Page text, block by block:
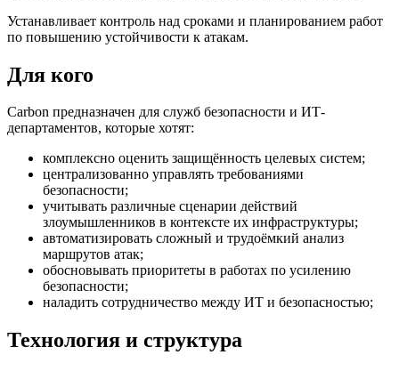
Устанавливает контроль над сроками и планированием работ
по повышению устойчивости к атакам.
Для кого
Carbon предназначен для служб безопасности и ИТ-
департаментов, которые хотят:
комплексно оценить защищённость целевых систем;
централизованно управлять требованиями
безопасности;
учитывать различные сценарии действий
злоумышленников в контексте их инфраструктуры;
автоматизировать сложный и трудоёмкий анализ
маршрутов атак;
обосновывать приоритеты в работах по усилению
безопасности;
наладить сотрудничество между ИТ и безопасностью;
Технология и структура